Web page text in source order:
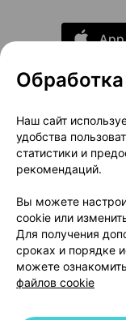
О
Размещение
Способы
Наш сайт
удобства
статистики и
рекомендаций.
Вы можете
cookie или
Для получения
сроках и порядке
можете
файлов cookie